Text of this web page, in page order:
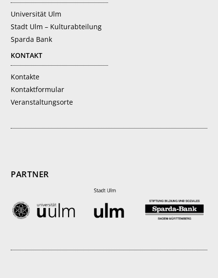
Universität Ulm
Stadt Ulm – Kulturabteilung
Sparda Bank
KONTAKT
Kontakte
Kontaktformular
Veranstaltungsorte
PARTNER